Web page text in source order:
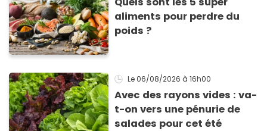
aliments pour perdre du
poids ?
Le 06/08/2026 à 16h00
Avec des rayons vides : va-
t-on vers une pénurie de
salades pour cet été